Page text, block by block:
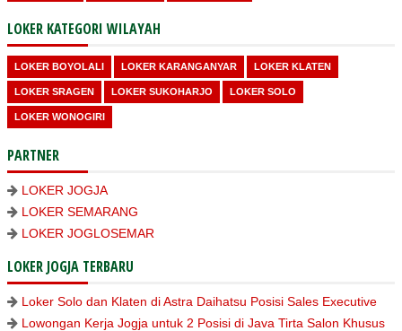
LOKER KATEGORI WILAYAH
LOKER BOYOLALI LOKER KARANGANYAR LOKER KLATEN
LOKER SRAGEN LOKER SUKOHARJO LOKER SOLO
LOKER WONOGIRI
PARTNER
LOKER JOGJA
LOKER SEMARANG
LOKER JOGLOSEMAR
LOKER JOGJA TERBARU
Loker Solo dan Klaten di Astra Daihatsu Posisi Sales Executive
Lowongan Kerja Jogja untuk 2 Posisi di Java Tirta Salon Khusus